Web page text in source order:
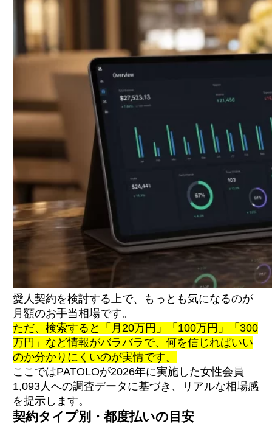
愛人契約を検討する上で、もっとも気になるのが
月額のお手当相場です。
ただ、検索すると「月20万円」「100万円」「300
万円」など情報がバラバラで、何を信じればいい
のか分かりにくいのが実情です。
ここではPATOLOが2026年に実施した女性会員
1,093人への調査データに基づき、リアルな相場感
を提示します。
契約タイプ別・都度払いの目安